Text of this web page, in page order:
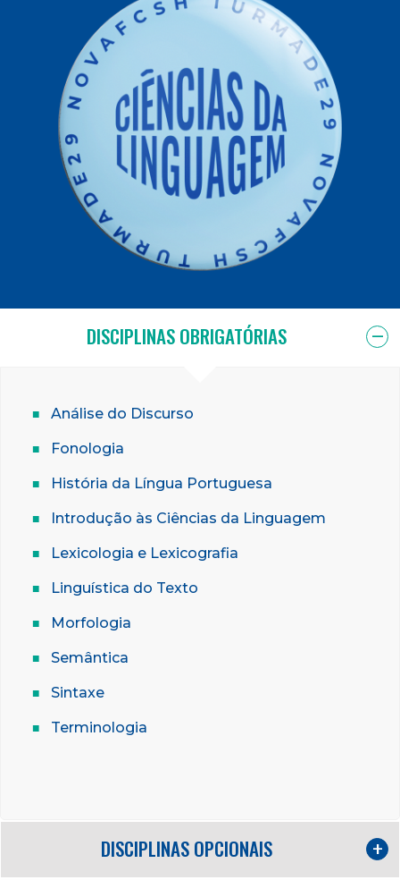
DISCIPLINAS OBRIGATÓRIAS
Análise do Discurso
Fonologia
História da Língua Portuguesa
Introdução às Ciências da Linguagem
Lexicologia e Lexicografia
Linguística do Texto
Morfologia
Semântica
Sintaxe
Terminologia
DISCIPLINAS OPCIONAIS